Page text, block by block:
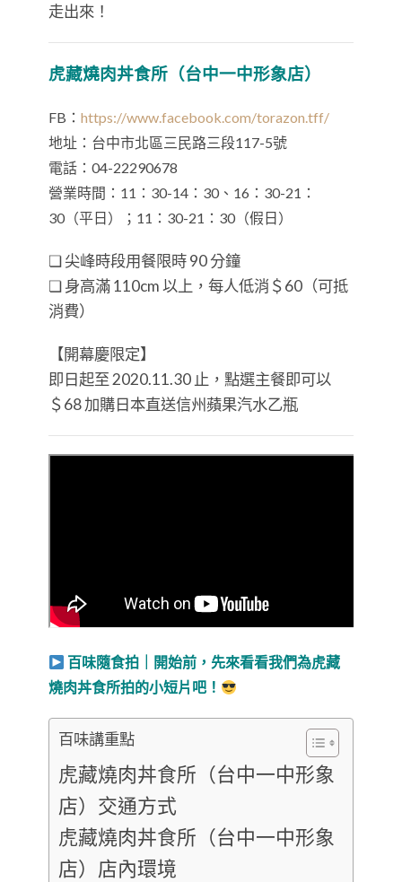
走出來！
虎藏燒肉丼食所（台中一中形象店）
FB： https://www.facebook.com/torazon.tff/
地址：台中市北區三民路三段117-5號
電話：04-22290678
營業時間：11：30-14：30、16：30-21：
30（平日）；11：30-21：30（假日）
❏ 尖峰時段用餐限時 90 分鐘
❏ 身高滿 110cm 以上，每人低消＄60（可抵
消費）
【開幕慶限定】
即日起至 2020.11.30 止，點選主餐即可以
＄68 加購日本直送信州蘋果汽水乙瓶
百味隨食拍｜開始前，先來看看我們為虎藏
燒肉丼食所拍的小短片吧！
百味講重點
虎藏燒肉丼食所（台中一中形象
店）交通方式
虎藏燒肉丼食所（台中一中形象
店）店內環境